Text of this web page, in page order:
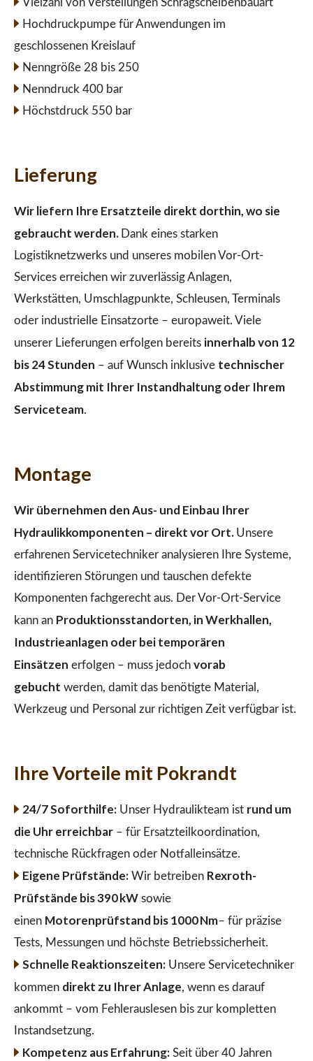
Vielzahl von Verstellungen Schrägscheibenbauart
Hochdruckpumpe für Anwendungen im
geschlossenen Kreislauf
Nenngröße 28 bis 250
Nenndruck 400 bar
Höchstdruck 550 bar
Lieferung
Wir liefern Ihre Ersatzteile direkt dorthin, wo sie
gebraucht werden. Dank eines starken
Logistiknetzwerks und unseres mobilen Vor-Ort-
Services erreichen wir zuverlässig Anlagen,
Werkstätten, Umschlagpunkte, Schleusen, Terminals
oder industrielle Einsatzorte – europaweit. Viele
unserer Lieferungen erfolgen bereits innerhalb von 12
bis 24 Stunden – auf Wunsch inklusive technischer
Abstimmung mit Ihrer Instandhaltung oder Ihrem
Serviceteam.
Montage
Wir übernehmen den Aus- und Einbau Ihrer
Hydraulikkomponenten – direkt vor Ort. Unsere
erfahrenen Servicetechniker analysieren Ihre Systeme,
identifizieren Störungen und tauschen defekte
Komponenten fachgerecht aus. Der Vor-Ort-Service
kann an Produktionsstandorten, in Werkhallen,
Industrieanlagen oder bei temporären
Einsätzen erfolgen – muss jedoch vorab
gebucht werden, damit das benötigte Material,
Werkzeug und Personal zur richtigen Zeit verfügbar ist.
Ihre Vorteile mit Pokrandt
24/7 Soforthilfe:Unser Hydraulikteam ist rund um
die Uhr erreichbar – für Ersatzteilkoordination,
technische Rückfragen oder Notfalleinsätze.
Eigene Prüfstände:Wir betreiben Rexroth-
Prüfstände bis 390 kW sowie
einen Motorenprüfstand bis 1000 Nm– für präzise
Tests, Messungen und höchste Betriebssicherheit.
Schnelle Reaktionszeiten:Unsere Servicetechniker
kommen direkt zu Ihrer Anlage, wenn es darauf
ankommt – vom Fehlerauslesen bis zur kompletten
Instandsetzung.
Kompetenz aus Erfahrung:Seit über 40 Jahren